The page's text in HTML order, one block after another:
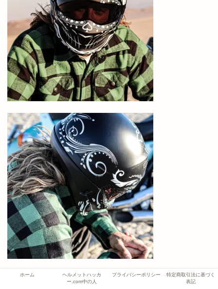
スコーピオンを語る上では外せない
ホーム
ヘルメットハッカ
ー.com中の人
プライバシーポリシー
特定商取引法に基づく
表記